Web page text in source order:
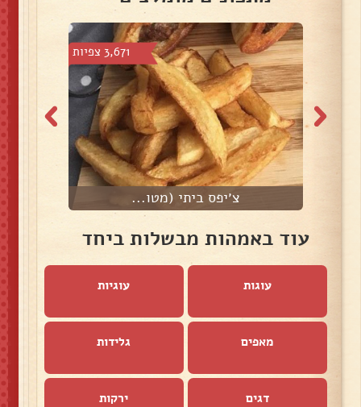
3,671 צפיות
צ׳יפס ביתי (מטו...
עוד באמהות מבשלות ביחד
עוגות עוגיות
מאפים גלידות
דגים ירקות